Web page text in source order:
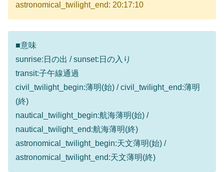
astronomical_twilight_end: 20:17:10
■意味
sunrise:日の出 / sunset:日の入り
transit:子午線通過
civil_twilight_begin:薄明(始) / civil_twilight_end:薄明
(終)
nautical_twilight_begin:航海薄明(始) /
nautical_twilight_end:航海薄明(終)
astronomical_twilight_begin:天文薄明(始) /
astronomical_twilight_end:天文薄明(終)